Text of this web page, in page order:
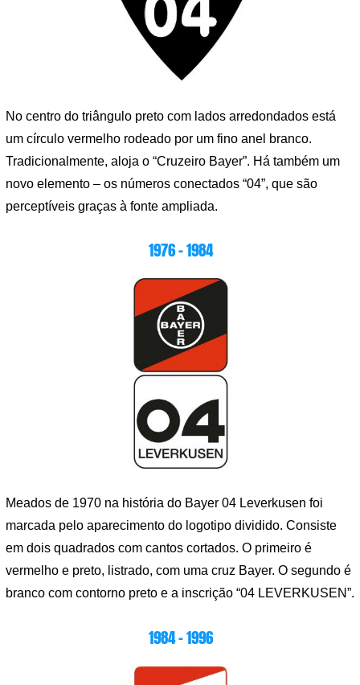
No centro do triângulo preto com lados arredondados está
um círculo vermelho rodeado por um fino anel branco.
Tradicionalmente, aloja o “Cruzeiro Bayer”. Há também um
novo elemento – os números conectados “04”, que são
perceptíveis graças à fonte ampliada.
1976 – 1984
Meados de 1970 na história do Bayer 04 Leverkusen foi
marcada pelo aparecimento do logotipo dividido. Consiste
em dois quadrados com cantos cortados. O primeiro é
vermelho e preto, listrado, com uma cruz Bayer. O segundo é
branco com contorno preto e a inscrição “04 LEVERKUSEN”.
1984 – 1996